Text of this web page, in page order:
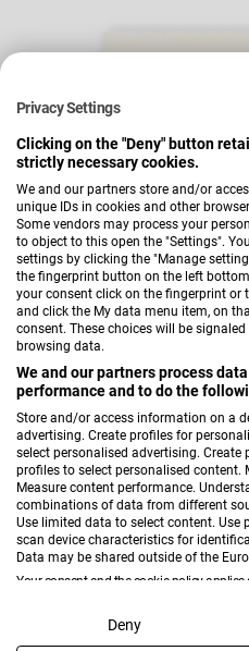
Privacy Settings
Clicking on the "Deny" button
strictly necessary cookies.
We and our partners store and/or
unique IDs in cookies and other
Some vendors may process your
to object to this open the "Settings".
settings by clicking the "Manage
the fingerprint button on the left
your consent click on the fingerprint or
and click the My data menu item, on
consent. These choices will be
browsing data.
We and our partners process
performance and to do the
Store and/or access information on a
advertising. Create profiles for
select personalised advertising.
profiles to select personalised content.
Measure content performance.
combinations of data from different
Use limited data to select content. Use
scan device characteristics for
Data may be shared outside of the
Your consent and the cookie policy applies
View Partner List (2 IAB Vendors)
Deny
Schuheinlegeboden Zubehör
Verkäufer:
Hardi
+ Weitere Varianten
Verkaufspreis
39,00 €
Regulärer Preis
48,00 €
-22 %